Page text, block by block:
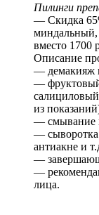
Пилинги
— Скидка
вместо 1700
Описание
— демакияж
—
из
— смывание
— сыворотка
антиакне и
—
—
лица.